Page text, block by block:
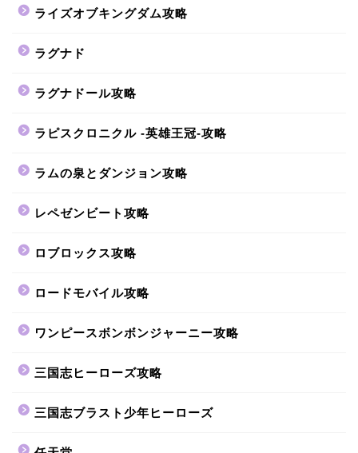
ライズオブキングダム攻略
ラグナド
ラグナドール攻略
ラピスクロニクル -英雄王冠-攻略
ラムの泉とダンジョン攻略
レペゼンビート攻略
ロブロックス攻略
ロードモバイル攻略
ワンピースボンボンジャーニー攻略
三国志ヒーローズ攻略
三国志ブラスト少年ヒーローズ